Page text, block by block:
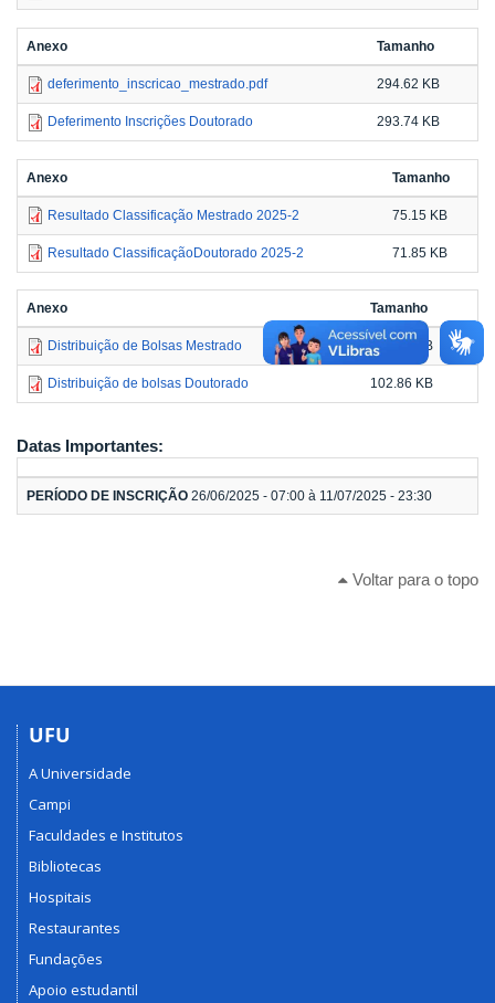
Anexo Tamanho
deferimento_inscricao_mestrado.pdf 294.62 KB
Deferimento Inscrições Doutorado 293.74 KB
Anexo Tamanho
Resultado Classificação Mestrado 2025-2 75.15 KB
Resultado ClassificaçãoDoutorado 2025-2 71.85 KB
Anexo Tamanho
Distribuição de Bolsas Mestrado 101.84 KB
Distribuição de bolsas Doutorado 102.86 KB
Datas Importantes:
PERÍODO DE INSCRIÇÃO 26/06/2025 - 07:00 à 11/07/2025 - 23:30
Voltar para o topo
UFU
A Universidade
Campi
Faculdades e Institutos
Bibliotecas
Hospitais
Restaurantes
Fundações
Apoio estudantil